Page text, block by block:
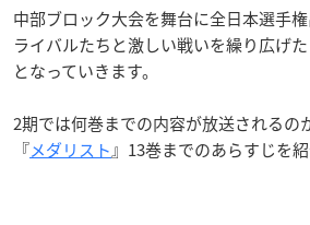
中部ブロック大会を舞台に全日本選手
ライバルたちと激しい戦いを繰り広げ
となっていきます。
2期では何巻までの内容が放送されるの
『メダリスト』13巻までのあらすじを紹